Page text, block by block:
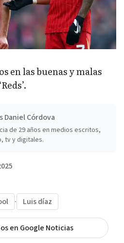
en las buenas y malas
Daniel Córdova
de 29 años en medios escritos,
tv y digitales.
· Luis díaz
en Google Noticias